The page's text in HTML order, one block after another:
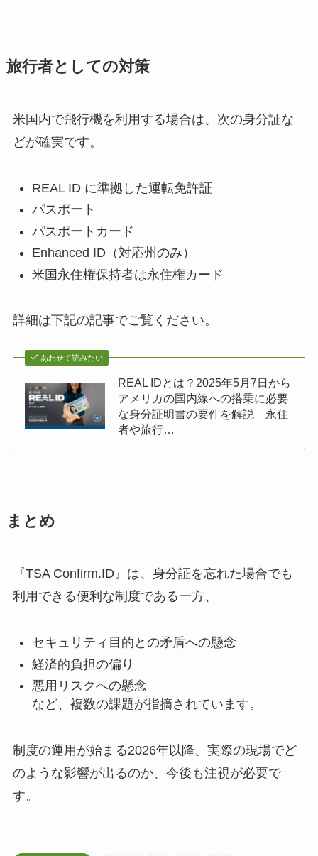
旅行者としての対策
米国内で飛行機を利用する場合は、次の身分証な
どが確実です。
REAL ID に準拠した運転免許証
パスポート
パスポートカード
Enhanced ID（対応州のみ）
米国永住権保持者は永住権カード
詳細は下記の記事でご覧ください。
あわせて読みたい
REAL IDとは？2025年5月7日から
アメリカの国内線への搭乗に必要
な身分証明書の要件を解説 永住
者や旅行…
まとめ
『TSA Confirm.ID』は、身分証を忘れた場合でも
利用できる便利な制度である一方、
セキュリティ目的との矛盾への懸念
経済的負担の偏り
悪用リスクへの懸念
など、複数の課題が指摘されています。
制度の運用が始まる2026年以降、実際の現場でど
のような影響が出るのか、今後も注視が必要で
す。